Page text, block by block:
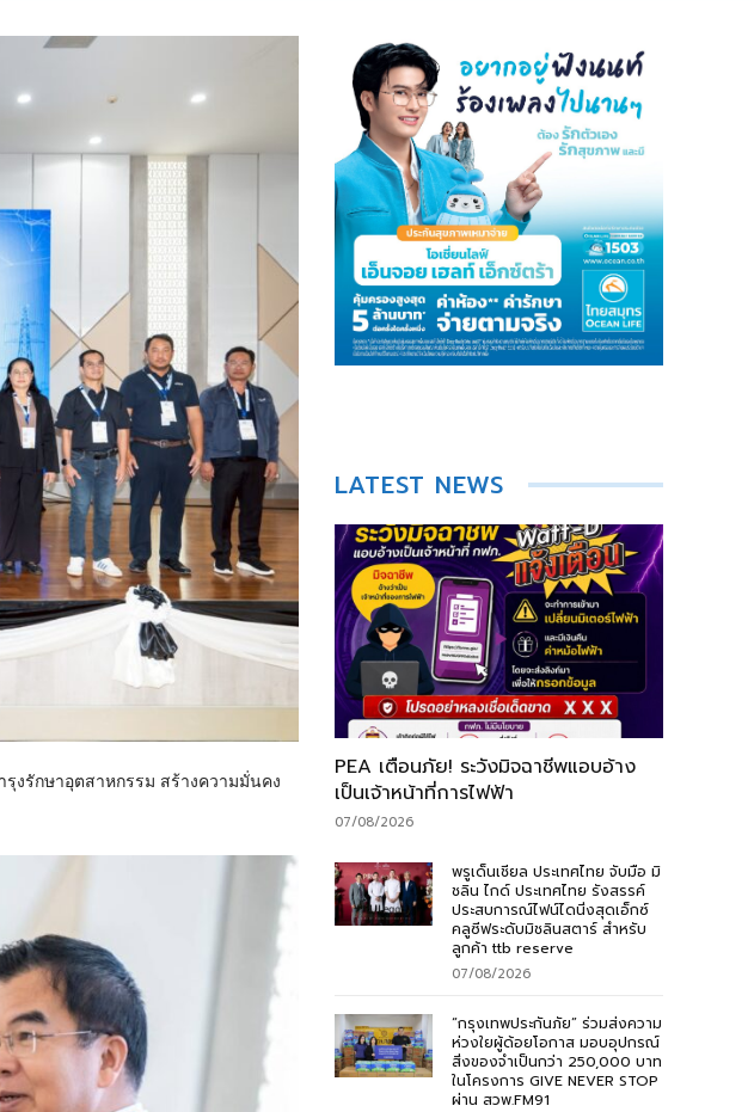
งรักษาอุตสาหกรรม สร้างความมั่นคง
LATEST NEWS
PEA เตือนภัย! ระวังมิจฉาชีพแอบอ้าง
เป็นเจ้าหน้าที่การไฟฟ้า
07/08/2026
พรูเด็นเชียล ประเทศไทย จับมือ มิ
ชลิน ไกด์ ประเทศไทย รังสรรค์
ประสบการณ์ไฟน์ไดนิ่งสุดเอ็กซ์
คลูซีฟระดับมิชลินสตาร์ สำหรับ
ลูกค้า ttb reserve
07/08/2026
“กรุงเทพประกันภัย” ร่วมส่งความ
ห่วงใยผู้ด้อยโอกาส มอบอุปกรณ์
สิ่งของจำเป็นกว่า 250,000 บาท
ในโครงการ GIVE NEVER STOP
ผ่าน สวพ.FM91